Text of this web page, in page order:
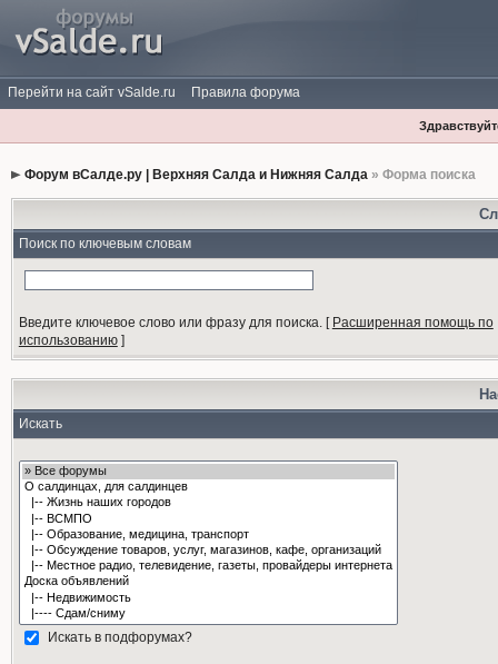
Перейти на сайт vSalde.ru Правила форума
Форум вСалде.ру | Верхняя Салда и Нижняя Салда» Форма поиска
Поиск по ключевым словам
Введите ключевое слово или фразу для поиска.[ Расширенная помощь по
использованию]
Искать
Искать в подфорумах?